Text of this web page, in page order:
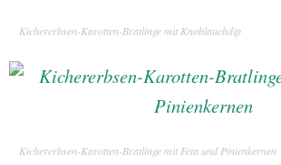
Kichererbsen-Karotten-Bratlinge mit Knoblauchdip
Kichererbsen-Karotten-Bratlinge mit Feta und Pinienkernen